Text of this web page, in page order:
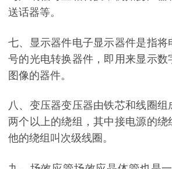
送话器等。
七、显示器件电子显示器件是指将
号的光电转换器件，即用来显示数
图像的器件。
八、变压器变压器由铁芯和线圈
两个以上的绕组，其中接电源的绕
他的绕组叫次级线圈。